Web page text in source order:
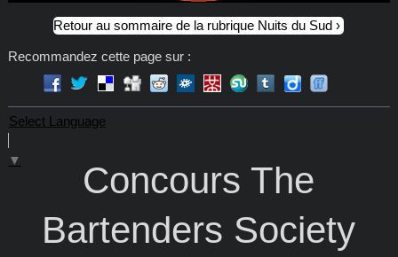
Retour au sommaire de la rubrique Nuits du Sud
Recommandez cette page sur :
Select Language
▼
Concours The
Bartenders Society